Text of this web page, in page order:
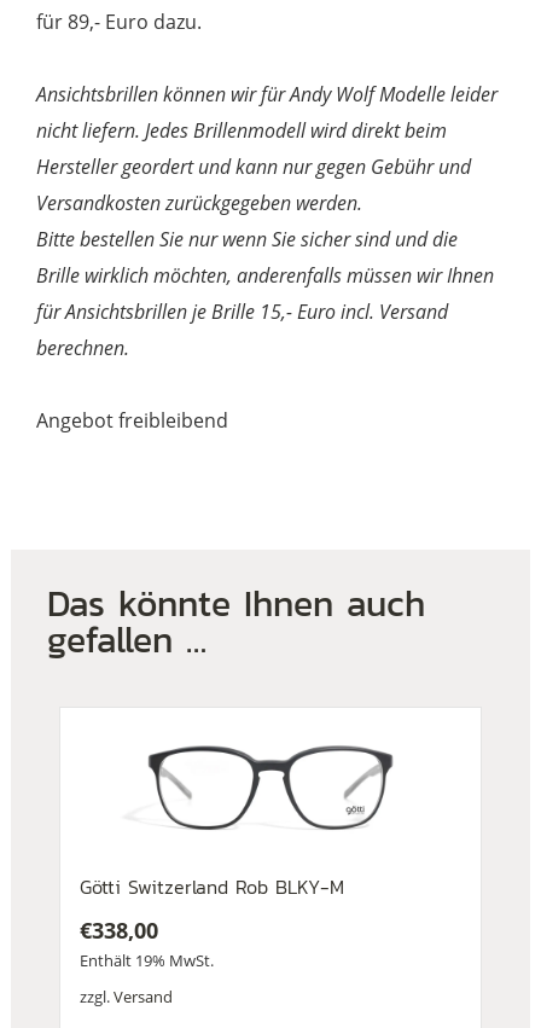
für 89,- Euro dazu.
Ansichtsbrillen können wir für Andy Wolf Modelle leider
nicht liefern. Jedes Brillenmodell wird direkt beim
Hersteller geordert und kann nur gegen Gebühr und
Versandkosten zurückgegeben werden.
Bitte bestellen Sie nur wenn Sie sicher sind und die
Brille wirklich möchten, anderenfalls müssen wir Ihnen
für Ansichtsbrillen je Brille 15,- Euro incl. Versand
berechnen.
Angebot freibleibend
Das könnte Ihnen auch
gefallen …
Götti Switzerland Rob BLKY-M
€338,00
Enthält 19% MwSt.
zzgl.Versand